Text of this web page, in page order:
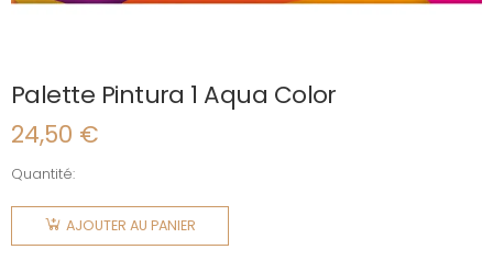
Palette Pintura 1 Aqua Color
24,50 €
Quantité:
quantité
Palette
AJOUTER AU PANIER